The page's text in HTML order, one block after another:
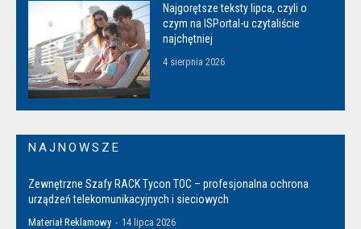
Najgorętsze teksty lipca, czyli o
czym na ISPortal-u czytaliście
najchętniej
4 sierpnia 2026
NAJNOWSZE
Zewnętrzne Szafy RACK Tycon TOC – profesjonalna ochrona
urządzeń telekomunikacyjnych i sieciowych
Materiał Reklamowy - 14 lipca 2026